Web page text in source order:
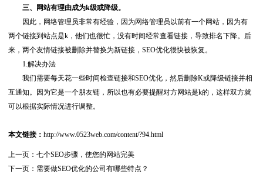
三、网站有理由成为k级或降级。
因此，网络管理员非常有经验，因为网络管理员以前有一个网站，因为有
两个链接到站点是k，他们也很忙，没有时间经常查看链接，导致排名下降。后
来，两个友情链接被删除并替换为新链接，SEO优化很快被恢复。
1.解决办法
我们需要每天花一些时间检查链接和SEO优化，然后删除K或降级链接并相
互通知。因为它是一个朋友链，所以也有必要提醒对方网站是k的，这样双方就
可以根据实际情况进行调整。
本文链接：http://www.0523web.com/content/?94.html
上一页：七个SEO步骤，使您的网站完美
下一页： 需要做SEO优化的公司有哪些特点？